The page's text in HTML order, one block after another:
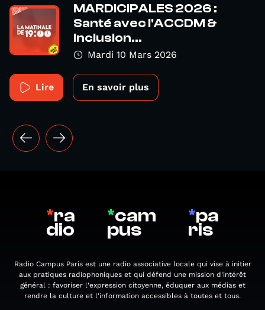
MARDICIPALES 2026 :
Santé avec l'ACCDM &
Inclusion...
Mardi 10 Mars 2026
Lire En savoir plus
*ra
dio
*cam
pus
*pa
ris
Radio Campus Paris est une radio associative locale qui vise à initier
aux pratiques radiophoniques et qui défend une mission d'intérêt
général : favoriser l'expression citoyenne, éduquer aux médias et
rendre la culture et l'information accessibles à toutes et tous.